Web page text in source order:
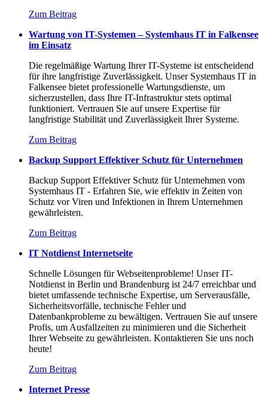
Zum Beitrag
Wartung von IT-Systemen – Systemhaus IT in Falkensee
im Einsatz
Die regelmäßige Wartung Ihrer IT-Systeme ist entscheidend
für ihre langfristige Zuverlässigkeit. Unser Systemhaus IT in
Falkensee bietet professionelle Wartungsdienste, um
sicherzustellen, dass Ihre IT-Infrastruktur stets optimal
funktioniert. Vertrauen Sie auf unsere Expertise für
langfristige Stabilität und Zuverlässigkeit Ihrer Systeme.
Zum Beitrag
Backup Support Effektiver Schutz für Unternehmen
Backup Support Effektiver Schutz für Unternehmen vom
Systemhaus IT - Erfahren Sie, wie effektiv in Zeiten von
Schutz vor Viren und Infektionen in Ihrem Unternehmen
gewährleisten.
Zum Beitrag
IT Notdienst Internetseite
Schnelle Lösungen für Webseitenprobleme! Unser IT-
Notdienst in Berlin und Brandenburg ist 24/7 erreichbar und
bietet umfassende technische Expertise, um Serverausfälle,
Sicherheitsvorfälle, technische Fehler und
Datenbankprobleme zu bewältigen. Vertrauen Sie auf unsere
Profis, um Ausfallzeiten zu minimieren und die Sicherheit
Ihrer Webseite zu gewährleisten. Kontaktieren Sie uns noch
heute!
Zum Beitrag
Internet Presse